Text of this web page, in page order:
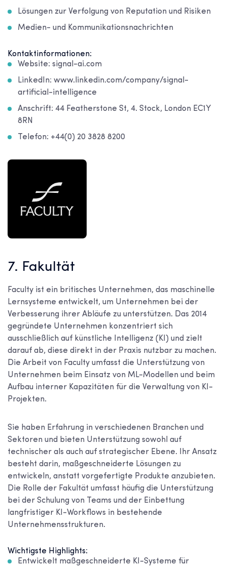
Lösungen zur Verfolgung von Reputation und Risiken
Medien- und Kommunikationsnachrichten
Kontaktinformationen:
Website: signal-ai.com
LinkedIn: www.linkedin.com/company/signal-
artificial-intelligence
Anschrift: 44 Featherstone St, 4. Stock, London EC1Y
8RN
Telefon: +44(0) 20 3828 8200
7. Fakultät
Faculty ist ein britisches Unternehmen, das maschinelle
Lernsysteme entwickelt, um Unternehmen bei der
Verbesserung ihrer Abläufe zu unterstützen. Das 2014
gegründete Unternehmen konzentriert sich
ausschließlich auf künstliche Intelligenz (KI) und zielt
darauf ab, diese direkt in der Praxis nutzbar zu machen.
Die Arbeit von Faculty umfasst die Unterstützung von
Unternehmen beim Einsatz von ML-Modellen und beim
Aufbau interner Kapazitäten für die Verwaltung von KI-
Projekten.
Sie haben Erfahrung in verschiedenen Branchen und
Sektoren und bieten Unterstützung sowohl auf
technischer als auch auf strategischer Ebene. Ihr Ansatz
besteht darin, maßgeschneiderte Lösungen zu
entwickeln, anstatt vorgefertigte Produkte anzubieten.
Die Rolle der Fakultät umfasst häufig die Unterstützung
bei der Schulung von Teams und der Einbettung
langfristiger KI-Workflows in bestehende
Unternehmensstrukturen.
Wichtigste Highlights:
Entwickelt maßgeschneiderte KI-Systeme für